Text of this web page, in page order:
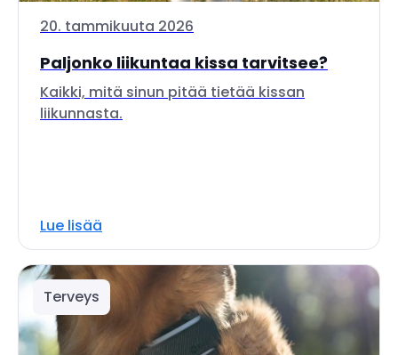
20. tammikuuta 2026
Paljonko liikuntaa kissa tarvitsee?
Kaikki, mitä sinun pitää tietää kissan
liikunnasta.
Lue lisää
Terveys